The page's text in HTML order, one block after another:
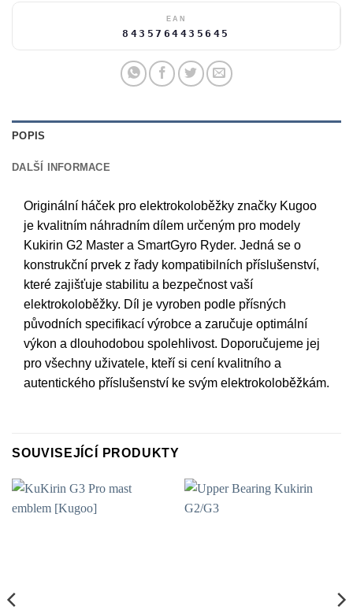
EAN
8435764435645
POPIS
DALŠÍ INFORMACE
Originální háček pro elektrokoloběžky značky Kugoo
je kvalitním náhradním dílem určeným pro modely
Kukirin G2 Master a SmartGyro Ryder. Jedná se o
konstrukční prvek z řady kompatibilních příslušenství,
které zajišťuje stabilitu a bezpečnost vaší
elektrokoloběžky. Díl je vyroben podle přísných
původních specifikací výrobce a zaručuje optimální
výkon a dlouhodobou spolehlivost. Doporučujeme jej
pro všechny uživatele, kteří si cení kvalitního a
autentického příslušenství ke svým elektrokoloběžkám.
SOUVISEJÍCÍ PRODUKTY